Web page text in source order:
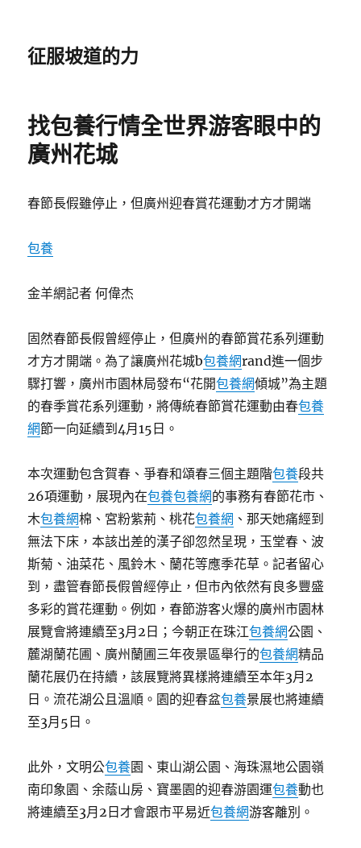
征服坡道的力
找包養行情全世界游客眼中的
廣州花城
春節長假雖停止，但廣州迎春賞花運動才方才開端
包養
金羊網記者 何偉杰
固然春節長假曾經停止，但廣州的春節賞花系列運動
才方才開端。為了讓廣州花城b包養網rand進一個步
驟打響，廣州市園林局發布“花開包養網傾城”為主題
的春季賞花系列運動，將傳統春節賞花運動由春包養
網節一向延續到4月15日。
本次運動包含賀春、爭春和頌春三個主題階包養段共
26項運動，展現內在包養包養網的事務有春節花市、
木包養網棉、宮粉紫荊、桃花包養網 、那天她痛經到
無法下床，本該出差的漢子卻忽然呈現，玉堂春、波
斯菊、油菜花、風鈴木、蘭花等應季花草。記者留心
到，盡管春節長假曾經停止，但市內依然有良多豐盛
多彩的賞花運動。例如，春節游客火爆的廣州市園林
展覽會將連續至3月2日；今朝正在珠江包養網公園、
麓湖蘭花圃、廣州蘭圃三年夜景區舉行的包養網精品
蘭花展仍在持續，該展覽將異樣將連續至本年3月2
日。流花湖公且溫順。園的迎春盆包養景展也將連續
至3月5日。
此外，文明公包養園、東山湖公園、海珠濕地公園嶺
南印象園、余蔭山房、寶墨園的迎春游園運包養動也
將連續至3月2日才會跟市平易近包養網游客離別。